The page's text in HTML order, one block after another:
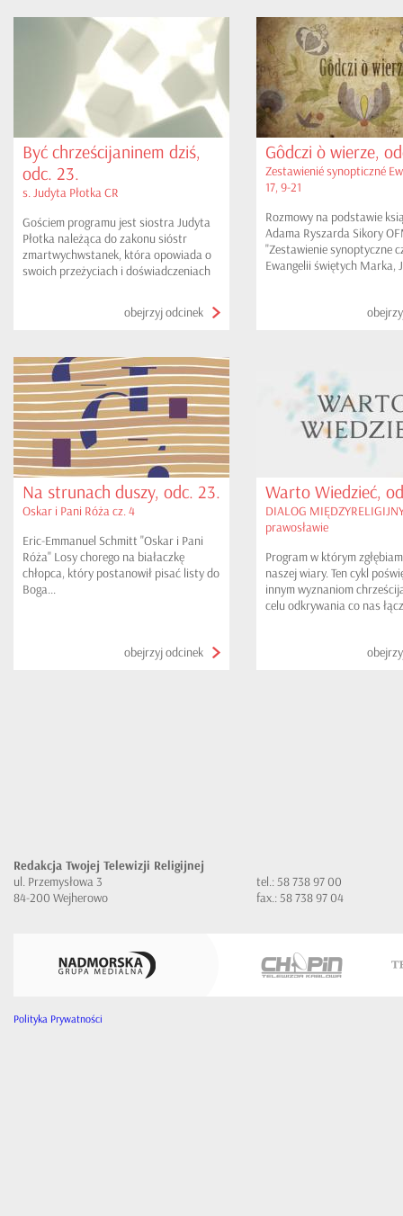
Być chrześcijaninem dziś,
odc. 23.
s. Judyta Płotka CR
Gościem programu jest siostra Judyta
Płotka należąca do zakonu sióstr
zmartwychwstanek, która opowiada o
swoich przeżyciach i doświadczeniach
obejrzyj odcinek
Gôdczi ò wierze,
Zestawienié synopticzné
17, 9-21
Rozmowy na podstawie
Adama Ryszarda Sikory
"Zestawienie synoptyczne
Ewangelii świętych Marka,
Przyjście Eliasza,
Na strunach duszy, odc. 23.
Oskar i Pani Róża cz. 4
Eric-Emmanuel Schmitt "Oskar i Pani
Róża" Losy chorego na białaczkę
chłopca, który postanowił pisać listy do
Boga...
obejrzyj odcinek
Warto Wiedzieć,
DIALOG
prawosławie
Program w którym
naszej wiary. Ten cykl
innym wyznaniom
celu odkrywania co nas
REDINTEGRATIO tj.
Redakcja Twojej Telewizji Religijnej
ul. Przemysłowa 3
84-200 Wejherowo
tel.: 58 738 97 00
fax.: 58 738 97 04
Polityka Prywatności